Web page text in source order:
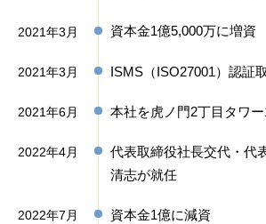
2021年3月 資本金1億5,000万に増資
2021年3月 ISMS（ISO27001）認証
2021年6月 本社を⻁ノ門2丁目タワ
2022年4月
代表取締役社長交代・代
清志が就任
2022年7月 資本金1億に減資